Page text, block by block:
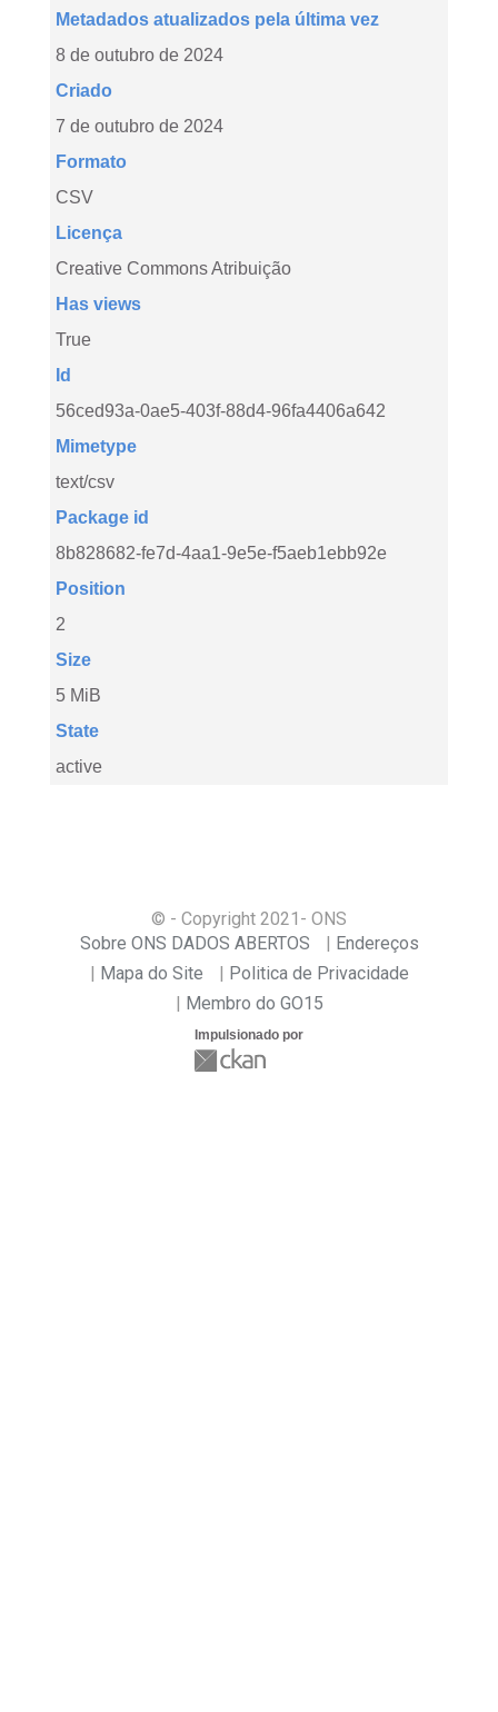
Metadados atualizados pela última vez
8 de outubro de 2024
Criado
7 de outubro de 2024
Formato
CSV
Licença
Creative Commons Atribuição
Has views
True
Id
56ced93a-0ae5-403f-88d4-96fa4406a642
Mimetype
text/csv
Package id
8b828682-fe7d-4aa1-9e5e-f5aeb1ebb92e
Position
2
Size
5 MiB
State
active
© - Copyright 2021 - ONS
Sobre ONS DADOS ABERTOS
Endereços
Mapa do Site
Politica de Privacidade
Membro do GO15
Impulsionado por